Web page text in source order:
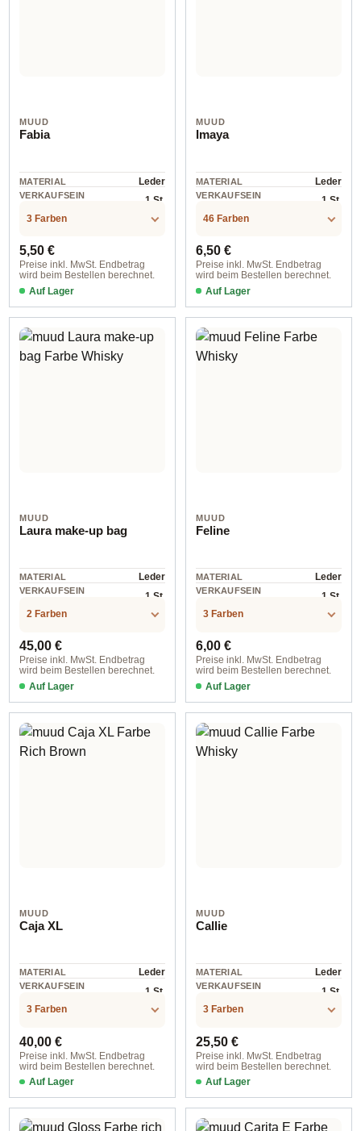
MUUD
Fabia
MATERIAL Leder
VERKAUFSEIN
1 St.
3 Farben
Regulärer Preis:
5,50 €
Preise inkl. MwSt. Endbetrag
wird beim Bestellen berechnet.
Auf Lager
MUUD
Imaya
MATERIAL Leder
VERKAUFSEIN
1 St.
46 Farben
Regulärer Preis:
6,50 €
Preise inkl. MwSt. Endbetrag
wird beim Bestellen berechnet.
Auf Lager
MUUD
Laura make-up bag
MATERIAL Leder
VERKAUFSEIN
1 St.
2 Farben
Regulärer Preis:
45,00 €
Preise inkl. MwSt. Endbetrag
wird beim Bestellen berechnet.
Auf Lager
4408 Whisky
MUUD
Feline
MATERIAL Leder
VERKAUFSEIN
1 St.
3 Farben
Regulärer Preis:
6,00 €
Preise inkl. MwSt. Endbetrag
wird beim Bestellen berechnet.
Auf Lager
4636 Rich Brown
MUUD
Caja XL
MATERIAL Leder
VERKAUFSEIN
1 St.
3 Farben
Regulärer Preis:
40,00 €
Preise inkl. MwSt. Endbetrag
wird beim Bestellen berechnet.
Auf Lager
4475 Whisky
MUUD
Callie
MATERIAL Leder
VERKAUFSEIN
1 St.
3 Farben
Regulärer Preis:
25,50 €
Preise inkl. MwSt. Endbetrag
wird beim Bestellen berechnet.
Auf Lager
4458 Whisky